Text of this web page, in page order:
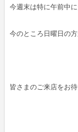
今週末は特に午前中
今のところ日曜日の
皆さまのご来店をお